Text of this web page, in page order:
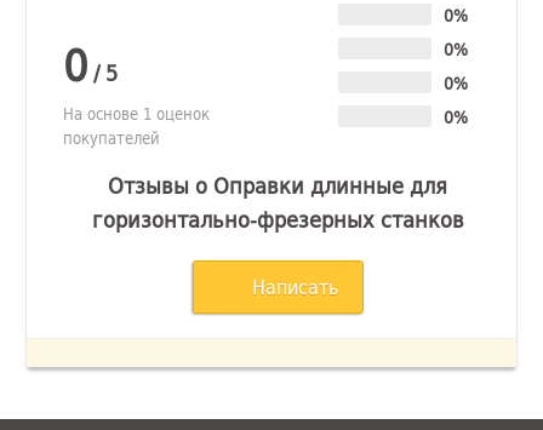
0/5
На основе 1 оценок
покупателей
0%
0%
0%
0%
Отзывы о Оправки длинные для
горизонтально-фрезерных станков
Написать